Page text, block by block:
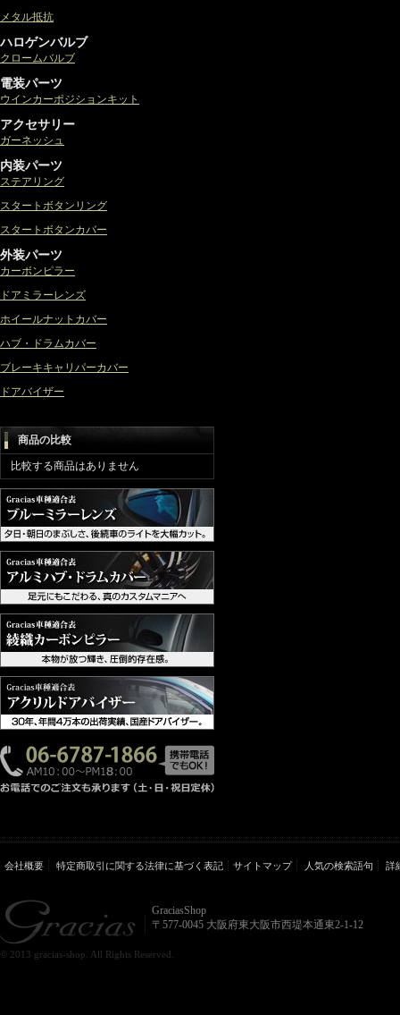
メタル抵抗
ハロゲンバルブ
クロームバルブ
電装パーツ
ウインカーポジションキット
アクセサリー
ガーネッシュ
内装パーツ
ステアリング
スタートボタンリング
スタートボタンカバー
外装パーツ
カーボンピラー
ドアミラーレンズ
ホイールナットカバー
ハブ・ドラムカバー
ブレーキキャリパーカバー
ドアバイザー
商品の比較
比較する商品はありません
会社概要 特定商取引に関する法律に基づく表記 サイトマップ 人気の検索語句 詳
GraciasShop
〒577-0045 大阪府東大阪市西堤本通東2-1-12
© 2013 gracias-shop. All Rights Reserved.